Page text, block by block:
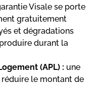
Visale se porte
gratuitement
et dégradations
durant la
(APL) : une
le montant de